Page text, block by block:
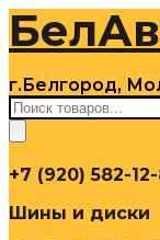
Перейти
содержимому
г.Белгород,
Поиск
товаров
+7 (920) 582-12-
Шины и диски